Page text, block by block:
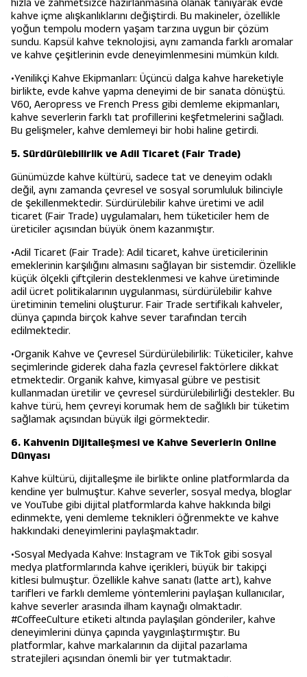
kahve içme alışkanlıklarını değiştirdi. Bu makineler, özellikle
yoğun tempolu modern yaşam tarzına uygun bir çözüm
sundu. Kapsül kahve teknolojisi, aynı zamanda farklı aromalar
ve kahve çeşitlerinin evde deneyimlenmesini mümkün kıldı.
•Yenilikçi Kahve Ekipmanları: Üçüncü dalga kahve hareketiyle
birlikte, evde kahve yapma deneyimi de bir sanata dönüştü.
V60, Aeropress ve French Press gibi demleme ekipmanları,
kahve severlerin farklı tat profillerini keşfetmelerini sağladı.
Bu gelişmeler, kahve demlemeyi bir hobi haline getirdi.
5. Sürdürülebilirlik ve Adil Ticaret (Fair Trade)
Günümüzde kahve kültürü, sadece tat ve deneyim odaklı
değil, aynı zamanda çevresel ve sosyal sorumluluk bilinciyle
de şekillenmektedir. Sürdürülebilir kahve üretimi ve adil
ticaret (Fair Trade) uygulamaları, hem tüketiciler hem de
üreticiler açısından büyük önem kazanmıştır.
•Adil Ticaret (Fair Trade): Adil ticaret, kahve üreticilerinin
emeklerinin karşılığını almasını sağlayan bir sistemdir. Özellikle
küçük ölçekli çiftçilerin desteklenmesi ve kahve üretiminde
adil ücret politikalarının uygulanması, sürdürülebilir kahve
üretiminin temelini oluşturur. Fair Trade sertifikalı kahveler,
dünya çapında birçok kahve sever tarafından tercih
edilmektedir.
•Organik Kahve ve Çevresel Sürdürülebilirlik: Tüketiciler, kahve
seçimlerinde giderek daha fazla çevresel faktörlere dikkat
etmektedir. Organik kahve, kimyasal gübre ve pestisit
kullanmadan üretilir ve çevresel sürdürülebilirliği destekler. Bu
kahve türü, hem çevreyi korumak hem de sağlıklı bir tüketim
sağlamak açısından büyük ilgi görmektedir.
6. Kahvenin Dijitalleşmesi ve Kahve Severlerin Online
Dünyası
Kahve kültürü, dijitalleşme ile birlikte online platformlarda da
kendine yer bulmuştur. Kahve severler, sosyal medya, bloglar
ve YouTube gibi dijital platformlarda kahve hakkında bilgi
edinmekte, yeni demleme teknikleri öğrenmekte ve kahve
hakkındaki deneyimlerini paylaşmaktadır.
•Sosyal Medyada Kahve: Instagram ve TikTok gibi sosyal
medya platformlarında kahve içerikleri, büyük bir takipçi
kitlesi bulmuştur. Özellikle kahve sanatı (latte art), kahve
tarifleri ve farklı demleme yöntemlerini paylaşan kullanıcılar,
kahve severler arasında ilham kaynağı olmaktadır.
#CoffeeCulture etiketi altında paylaşılan gönderiler, kahve
deneyimlerini dünya çapında yaygınlaştırmıştır. Bu
platformlar, kahve markalarının da dijital pazarlama
stratejileri açısından önemli bir yer tutmaktadır.